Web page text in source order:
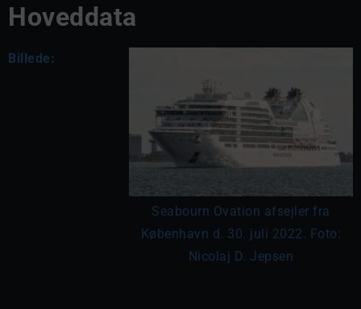
Hoveddata
Billede:
Seabourn Ovation afsejler fra
København d. 30. juli 2022. Foto:
Nicolaj D. Jepsen